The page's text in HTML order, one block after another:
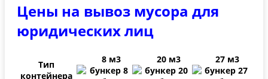
Цены на вывоз мусора для
юридических лиц
Тип
контейнера
8 м3 20 м3 27 м3